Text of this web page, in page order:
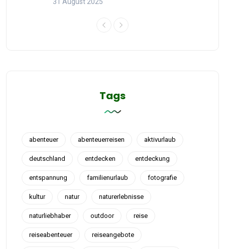
Tags
abenteuer abenteuerreisen aktivurlaub
deutschland entdecken entdeckung
entspannung familienurlaub fotografie
kultur natur naturerlebnisse
naturliebhaber outdoor reise
reiseabenteuer reiseangebote